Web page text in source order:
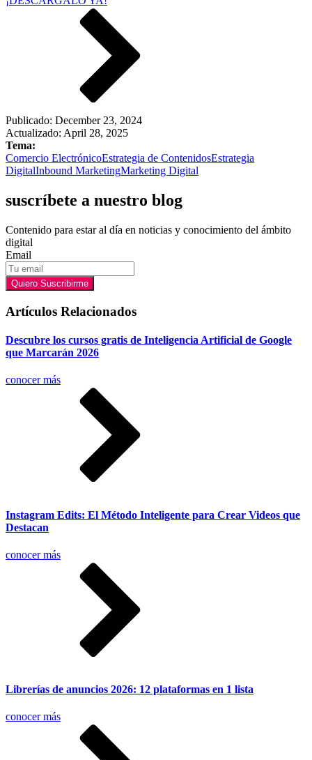
Publicado: December 23, 2024
Actualizado: April 28, 2025
Tema:
Comercio ElectrónicoEstrategia de ContenidosEstrategia
DigitalInbound MarketingMarketing Digital
suscríbete a nuestro blog
Contenido para estar al día en noticias y conocimiento del ámbito
digital
Email
Quiero Suscribirme
Artículos Relacionados
Descubre los cursos gratis de Inteligencia Artificial de Google
que Marcarán 2026
conocer más
Instagram Edits: El Método Inteligente para Crear Videos que
Destacan
conocer más
Librerías de anuncios 2026: 12 plataformas en 1 lista
conocer más